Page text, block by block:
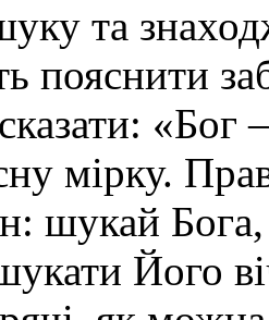
та
пояснити
мірку.
шукай
Його